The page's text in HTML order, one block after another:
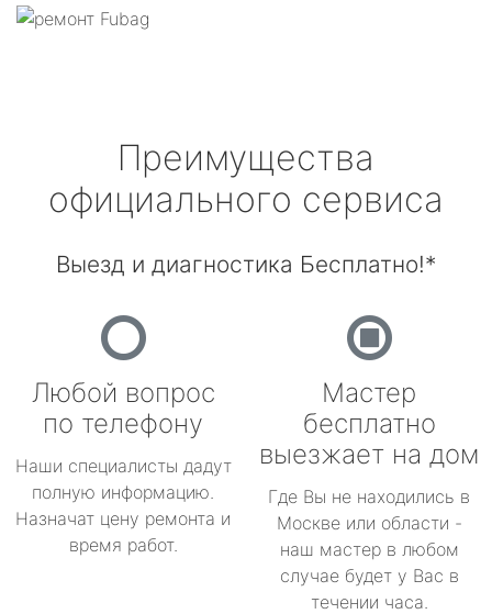
Преимущества
официального сервиса
Выезд и диагностика Бесплатно!*
Любой вопрос
по телефону
Наши специалисты дадут
полную информацию.
Назначат цену ремонта и
время работ.
Мастер
бесплатно
выезжает на дом
Где Вы не находились в
Москве или области -
наш мастер в любом
случае будет у Вас в
течении часа.